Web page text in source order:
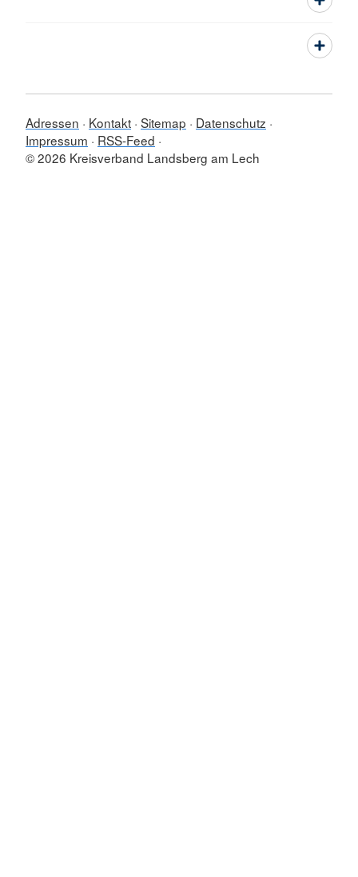
Adressen Kontakt Sitemap
Datenschutz
Impressum
RSS-Feed
© 2026 Kreisverband Landsberg am Lech